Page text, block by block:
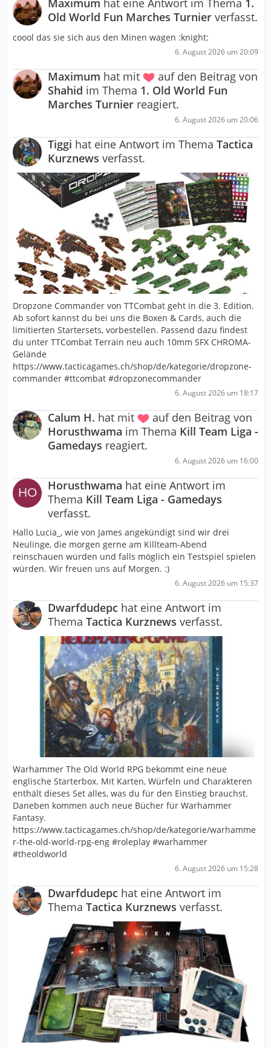
Maximum hat eine Antwort im Thema 1.
Old World Fun Marches Turnier verfasst.
coool das sie sich aus den Minen wagen :knight:
6. August 2026 um 20:09
Maximum hat mit
auf den Beitrag von
Shahid im Thema 1. Old World Fun
Marches Turnier reagiert.
6. August 2026 um 20:06
Tiggi hat eine Antwort im Thema Tactica
Kurznews verfasst.
Dropzone Commander von TTCombat geht in die 3. Edition.
Ab sofort kannst du bei uns die Boxen & Cards, auch die
limitierten Startersets, vorbestellen. Passend dazu findest
du unter TTCombat Terrain neu auch 10mm SFX CHROMA-
Gelände
https://www.tacticagames.ch/shop/de/kategorie/dropzone-
commander #ttcombat #dropzonecommander
6. August 2026 um 18:17
Calum H. hat mit
auf den Beitrag von
Horusthwama im Thema Kill Team Liga -
Gamedays reagiert.
6. August 2026 um 16:00
Horusthwama hat eine Antwort im
Thema Kill Team Liga - Gamedays
verfasst.
Hallo Lucia_, wie von James angekündigt sind wir drei
Neulinge, die morgen gerne am Killteam-Abend
reinschauen würden und falls möglich ein Testspiel spielen
würden. Wir freuen uns auf Morgen. :)
6. August 2026 um 15:37
Dwarfdudepc hat eine Antwort im
Thema Tactica Kurznews verfasst.
Warhammer The Old World RPG bekommt eine neue
englische Starterbox. Mit Karten, Würfeln und Charakteren
enthält dieses Set alles, was du für den Einstieg brauchst.
Daneben kommen auch neue Bücher für Warhammer
Fantasy.
https://www.tacticagames.ch/shop/de/kategorie/warhamme
r-the-old-world-rpg-eng #roleplay #warhammer
#theoldworld
6. August 2026 um 15:28
Dwarfdudepc hat eine Antwort im
Thema Tactica Kurznews verfasst.